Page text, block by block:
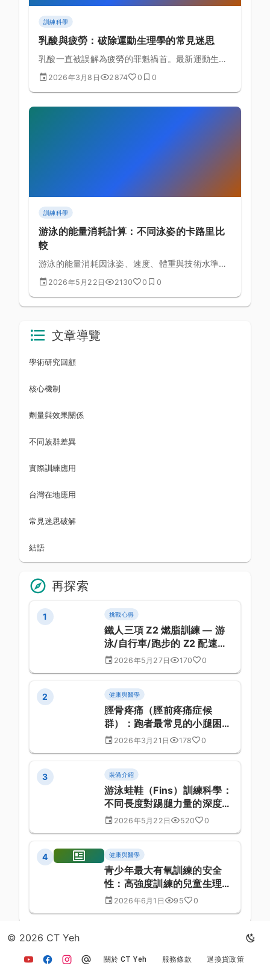
訓練科學
乳酸與疲勞：破除運動生理學的常見迷思
乳酸一直被誤解為疲勞的罪魁禍首。最新運動生理
學研究揭示了乳酸真正的角色和疲勞的真實機制。
2026年3月8日 2874 0 0
訓練科學
游泳的能量消耗計算：不同泳姿的卡路里比
較
游泳的能量消耗因泳姿、速度、體重與技術水準而
有極大差異，坊間「游泳每小時燃燒 500 大卡」
的說法過於簡化。本文以運動生理學公式解析各泳
2026年5月22日 2130 0 0
文章導覽
學術研究回顧
核心機制
劑量與效果關係
不同族群差異
實際訓練應用
台灣在地應用
常見迷思破解
結語
再探索
1 挑戰心得
鐵人三項 Z2 燃脂訓練 — 游
泳/自行車/跑步的 Z2 配速精
準判定
2026年5月27日 170 0
2 健康與醫學
脛骨疼痛（脛前疼痛症候
群）：跑者最常見的小腿困擾
與完整對策
2026年3月21日 178 0
3 裝備介紹
游泳蛙鞋（Fins）訓練科學：
不同長度對踢腿力量的深度影
響 2026年5月22日 520 0
4 健康與醫學
青少年最大有氧訓練的安全
性：高強度訓練的兒童生理研
究 2026年6月1日 95 0
© 2026 CT Yeh
關於 CT Yeh 服務條款 退換貨政策